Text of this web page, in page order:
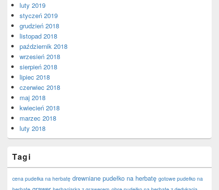
luty 2019
styczeń 2019
grudzień 2018
listopad 2018
październik 2018
wrzesień 2018
sierpień 2018
lipiec 2018
czerwiec 2018
maj 2018
kwiecień 2018
marzec 2018
luty 2018
Tagi
cena pudełka na herbatę drewniane pudełko na herbatę gotowe pudełko na